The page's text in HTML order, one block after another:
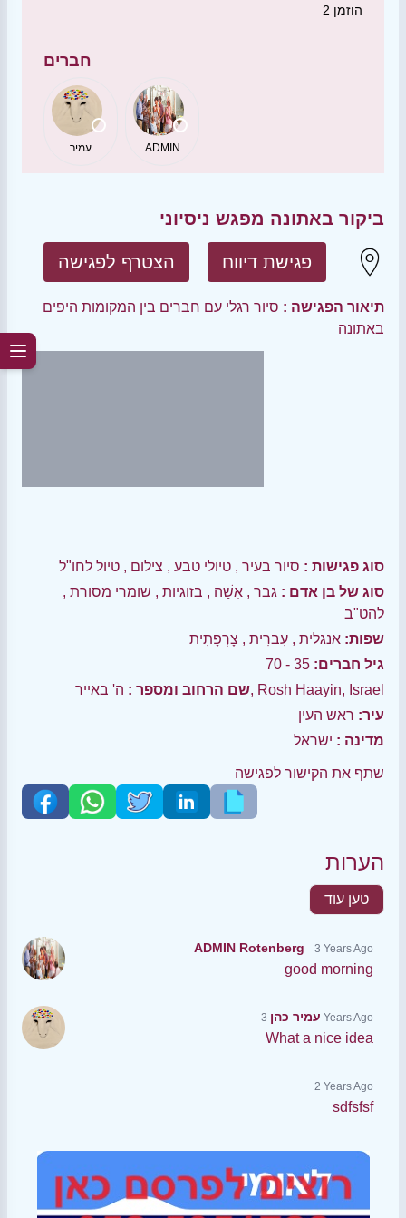
2 הוזמן
חברים
עמיר ADMIN
ביקור באתונה מפגש ניסיוני
הצטרף לפגישה פגישת דיווח
תיאור הפגישה : סיור רגלי עם חברים בין המקומות היפים
באתונה
סוג פגישות : סיור בעיר , טיולי טבע , צילום , טיול לחו"ל
סוג של בן אדם : גבר , אִשָׁה , בזוגיות , שומרי מסורת ,
להט"ב
שפות: אנגלית , עִברִית , צָרְפָתִית
גיל חברים: 35 - 70
שם הרחוב ומספר :ה' באייר, Rosh Haayin, Israel
עיר: ראש העין
מדינה : ישראל
שתף את הקישור לפגישה
הערות
טען עוד
ADMIN Rotenberg 3 Years Ago
good morning
עמיר כהן 3 Years Ago
What a nice idea
2 Years Ago
sdfsfsf